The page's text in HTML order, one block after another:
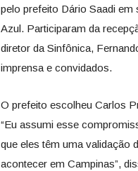
pelo prefeito Dário Saadi em
Azul. Participaram da
diretor da Sinfônica,
imprensa e convidados.
O prefeito escolheu Carlos
“Eu assumi esse
que eles têm uma validação
acontecer em Campinas”,